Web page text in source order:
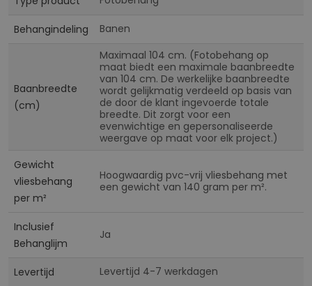
Behangindeling Banen
Baanbreedte
(cm)
Maximaal 104 cm. (Fotobehang op
maat biedt een maximale baanbreedte
van 104 cm. De werkelijke baanbreedte
wordt gelijkmatig verdeeld op basis van
de door de klant ingevoerde totale
breedte. Dit zorgt voor een
evenwichtige en gepersonaliseerde
weergave op maat voor elk project.)
Gewicht
vliesbehang
per m²
Hoogwaardig pvc-vrij vliesbehang met
een gewicht van 140 gram per m².
Inclusief
Behanglijm
Ja
Levertijd Levertijd 4-7 werkdagen